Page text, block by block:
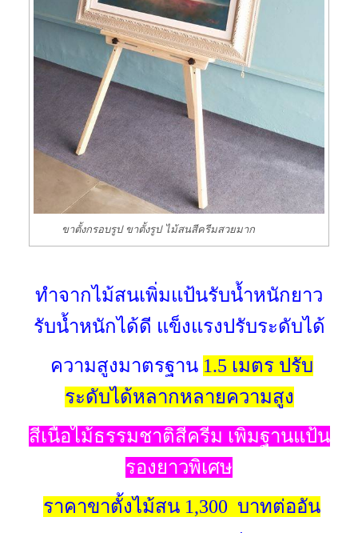
ขาตั้งกรอบรูป ขาตั้งรูป ไม้สนสีครีมสวยมาก
ทำจากไม้สนเพิ่มแป้นรับน้ำหนักยาว
รับน้ำหนักได้ดี แข็งแรงปรับระดับได้
ความสูงมาตรฐาน 1.5 เมตร ปรับ
ระดับได้หลากหลายความสูง
สีเนื้อไม้ธรรมชาติสีครีม เพิ่มฐานแป้น
รองยาวพิเศษ
ราคาขาตั้งไม้สน 1,300 บาทต่ออัน